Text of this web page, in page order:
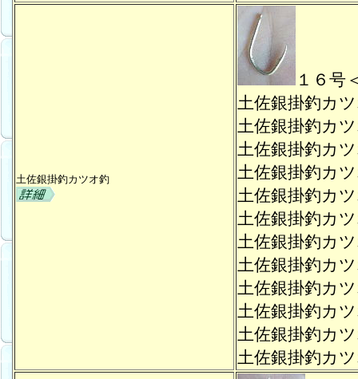
土佐銀掛釣カツオ釣
１６号
土佐銀掛釣カ
土佐銀掛釣カ
土佐銀掛釣カ
土佐銀掛釣カ
土佐銀掛釣カ
土佐銀掛釣カ
土佐銀掛釣カ
土佐銀掛釣カ
土佐銀掛釣カ
土佐銀掛釣カ
土佐銀掛釣カ
土佐銀掛釣カ